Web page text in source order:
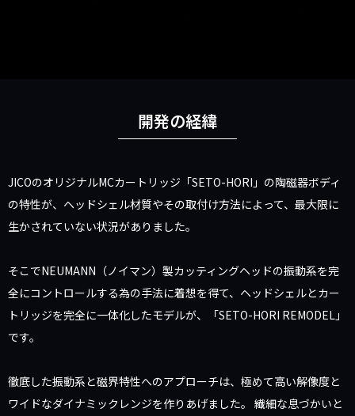
開発の経緯
JICOのオリジナルMCカートリッジ「SETO-HORI」の陶磁器ボディ
の特性が、ヘッドシェル材質やその取付け方法によって、最大限に
生かされていない状況がありました。
そこでNEUMANN（ノイマン）製カッティングヘッドの振動系を完
全にコントロールする為の手法に着想を得て、ヘッドシェルとカー
トリッジを完全に一体化したモデルが、「SETO-HORI REMODEL」
です。
徹底した振動系と磁界特性へのアプローチは、極めて高い解像度と
ワイドなダイナミックレンジを作りあげました。 繊細な息づかいと